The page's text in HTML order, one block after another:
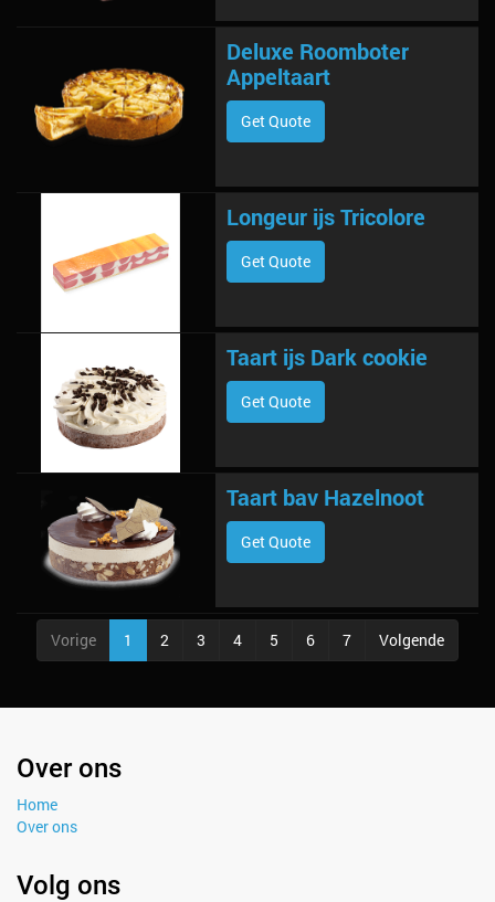
Deluxe Roomboter
Appeltaart
Get Quote
Longeur ijs Tricolore
Get Quote
Taart ijs Dark cookie
Get Quote
Taart bav Hazelnoot
Get Quote
Vorige 1 2 3 4 5 6 7 Volgende
Over ons
Home
Over ons
Volg ons